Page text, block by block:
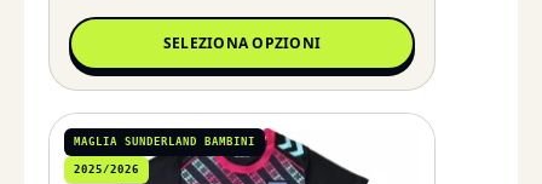
SELEZIONA OPZIONI
MAGLIA SUNDERLAND BAMBINI
2025/2026